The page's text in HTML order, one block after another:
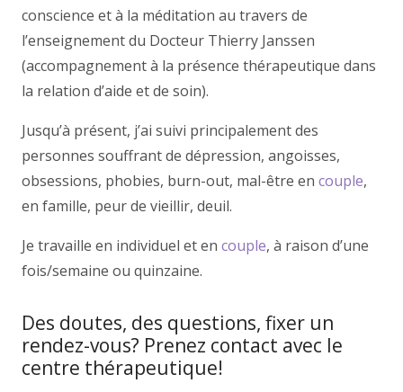
conscience et à la méditation au travers de
l’enseignement du Docteur Thierry Janssen
(accompagnement à la présence thérapeutique dans
la relation d’aide et de soin).
Jusqu’à présent, j’ai suivi principalement des
personnes souffrant de dépression, angoisses,
obsessions, phobies, burn-out, mal-être en couple,
en famille, peur de vieillir, deuil.
Je travaille en individuel et en couple, à raison d’une
fois/semaine ou quinzaine.
Des doutes, des questions, fixer un
rendez-vous? Prenez contact avec le
centre thérapeutique!